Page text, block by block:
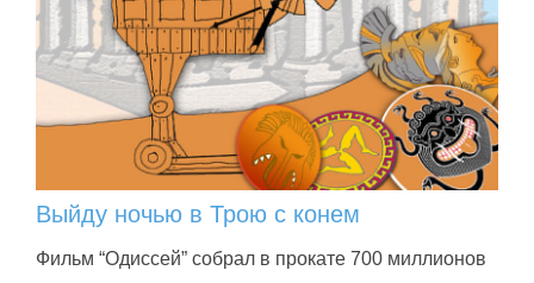
Выйду ночью в Трою с конем
Фильм “Одиссей” собрал в прокате 700 миллионов